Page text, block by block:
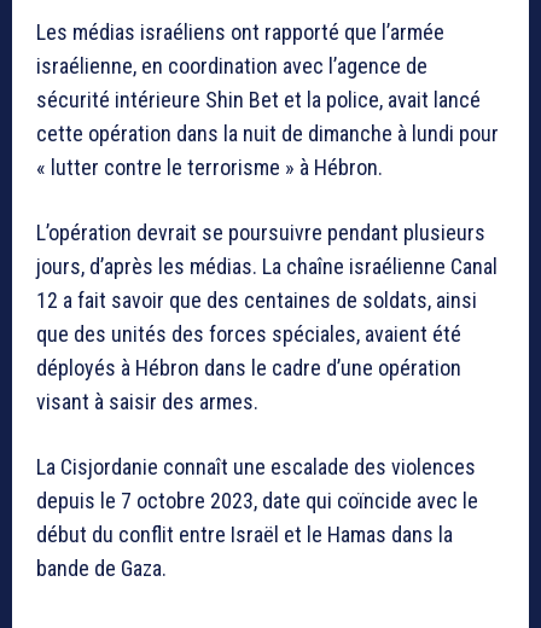
Les médias israéliens ont rapporté que l’armée
israélienne, en coordination avec l’agence de
sécurité intérieure Shin Bet et la police, avait lancé
cette opération dans la nuit de dimanche à lundi pour
« lutter contre le terrorisme » à Hébron.
L’opération devrait se poursuivre pendant plusieurs
jours, d’après les médias. La chaîne israélienne Canal
12 a fait savoir que des centaines de soldats, ainsi
que des unités des forces spéciales, avaient été
déployés à Hébron dans le cadre d’une opération
visant à saisir des armes.
La Cisjordanie connaît une escalade des violences
depuis le 7 octobre 2023, date qui coïncide avec le
début du conflit entre Israël et le Hamas dans la
bande de Gaza.